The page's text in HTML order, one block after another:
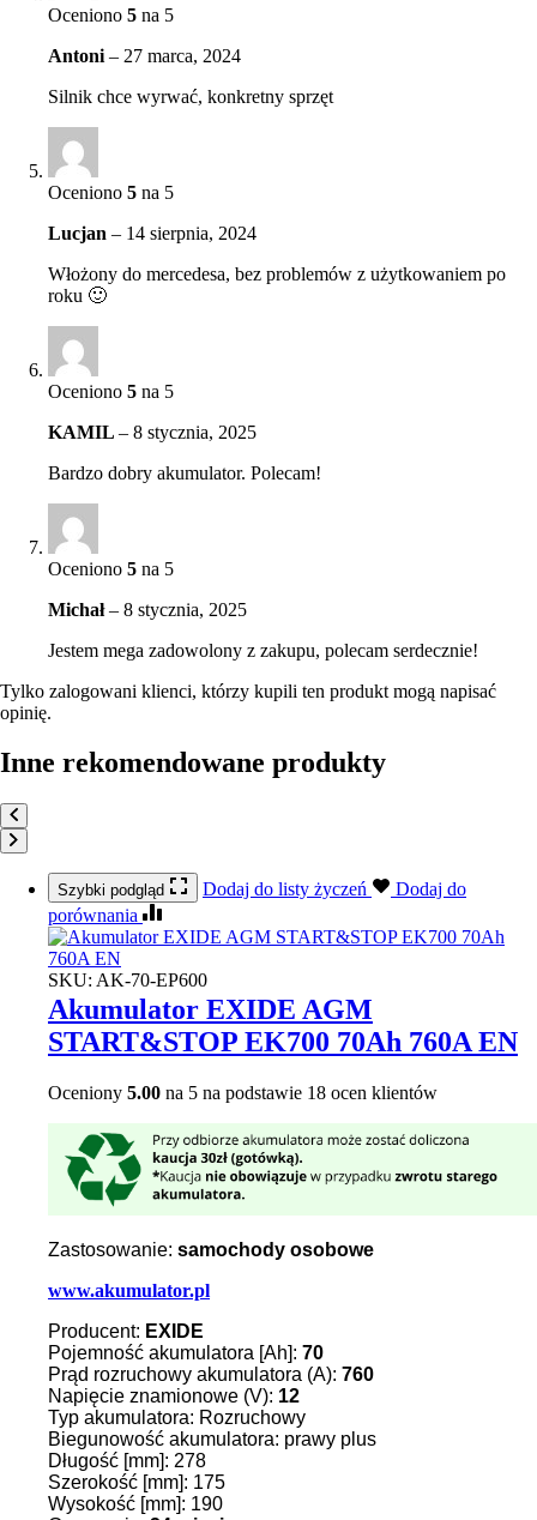
Oceniono 5 na 5
Antoni – 27 marca, 2024
Silnik chce wyrwać, konkretny sprzęt
Oceniono 5 na 5
Lucjan – 14 sierpnia, 2024
Włożony do mercedesa, bez problemów z użytkowaniem po
roku 🙂
Oceniono 5 na 5
KAMIL – 8 stycznia, 2025
Bardzo dobry akumulator. Polecam!
Oceniono 5 na 5
Michał– 8 stycznia, 2025
Jestem mega zadowolony z zakupu, polecam serdecznie!
Tylko zalogowani klienci, którzy kupili ten produkt mogą napisać
opinię.
Inne rekomendowane produkty
Szybki podgląd Dodaj do listy życzeń
Dodaj do
porównania
SKU: AK-70-EP600
Akumulator EXIDE AGM
START&STOP EK700 70Ah 760A EN
Oceniony 5.00 na 5 na podstawie 18 ocen klientów
Zastosowanie: samochody osobowe
www.akumulator.pl
Producent: EXIDE
Pojemność akumulatora [Ah]: 70
Prąd rozruchowy akumulatora (A): 760
Napięcie znamionowe (V): 12
Typ akumulatora: Rozruchowy
Biegunowość akumulatora: prawy plus
Długość [mm]: 278
Szerokość [mm]: 175
Wysokość [mm]: 190